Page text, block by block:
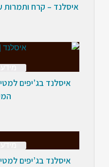
איסלנד – קרח
איסלנד בג’יפים
איסלנד בג’יפים